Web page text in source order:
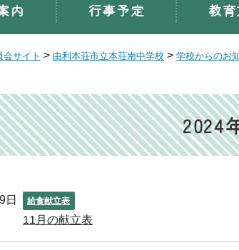
内 行事予定 教
サイト > 由利本荘市立本荘南中学校 > 学校からのお
2024
日 給食献立表
11月の献立表